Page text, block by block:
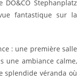
Stephanplatz
fantastique sur la
: une première salle
une ambiance calme,
splendide véranda où